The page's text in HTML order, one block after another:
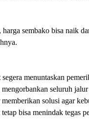
sembako bisa naik
menuntaskan
seluruh
solusi agar
bisa menindak tegas